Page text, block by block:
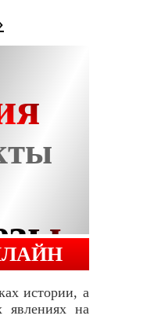
истории, а
явлениях на